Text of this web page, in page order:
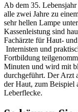
Ab dem 35.
alle zwei Jahre zu
sehr hellen Lampe
Kassenleistung sind
Fachärzte für Haut-
Internisten und
Fortbildung
Minuten und wird mit
durchgeführt. Der Arzt
der Haut, zum Beispiel
Leberflecke.